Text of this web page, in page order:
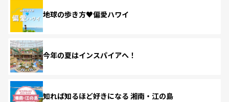
地球の歩き方♥偏愛ハワイ
今年の夏はインスパイアへ！
知れば知るほど好きになる 湘南・江の島